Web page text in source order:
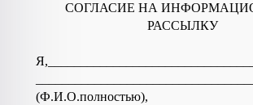
СОГЛАСИЕ НА
РАССЫЛКУ
(Ф.И.О.полностью),